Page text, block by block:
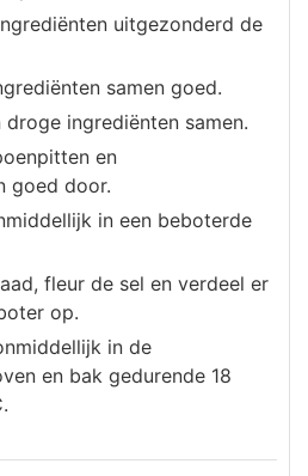
uitgezonderd de
samen goed.
ingrediënten samen.
en
goed door.
in een beboterde
fleur de sel en verdeel er
op.
in de
en bak gedurende 18